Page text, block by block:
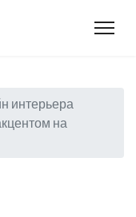
интерьера
на